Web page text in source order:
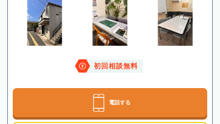
初回相談無料
電話する